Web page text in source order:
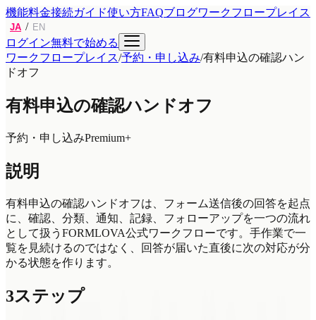
機能料金接続ガイド使い方FAQブログワークフロープレイス
JA / EN
ログイン無料で始める
ワークフロープレイス/予約・申し込み/有料申込の確認ハン
ドオフ
有料申込の確認ハンドオフ
予約・申し込みPremium+
説明
有料申込の確認ハンドオフは、フォーム送信後の回答を起点
に、確認、分類、通知、記録、フォローアップを一つの流れ
として扱うFORMLOVA公式ワークフローです。手作業で一
覧を見続けるのではなく、回答が届いた直後に次の対応が分
かる状態を作ります。
3ステップ